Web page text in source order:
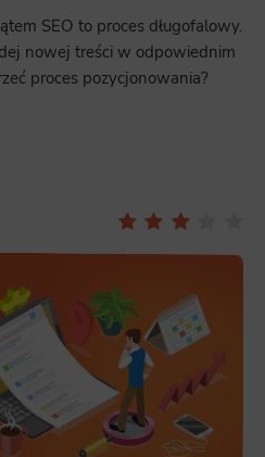
SEO to proces długofalowy.
nowej treści w odpowiednim
proces pozycjonowania?